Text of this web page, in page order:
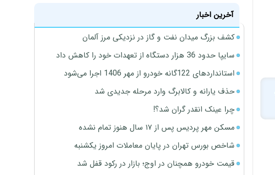
آخرین اخبار
کشف بزرگ میدان نفت و گاز در نزدیکی مرز آلمان
سایپا حدود 36 هزار دستگاه از تعهدات خود را کاهش داد
استانداردهای 122گانه خودرو از مهر 1406 اجرا می‌شود
حذف یارانه و کالابرگ وارد مرحله جدیدی شد
چرا عینک انقدر گران شد؟!
مسکن مهر پردیس پس از ۱۷ سال هنوز تمام نشده
شاخص بورس تهران در پایان معاملات امروز یکشنبه
قیمت خودرو همچنان در اوج؛ بازار در رکود قفل شد